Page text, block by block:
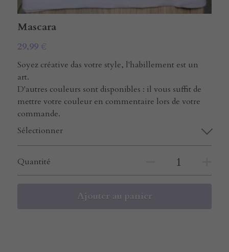
Mascara
29,99 €
Soyez créative das votre style, l'habillement est un
art.
D'autres couleurs sont disponibles : il vous suffit de
mettre votre couleur en commentaire lors de votre
commande.
Sélectionner
Quantité
Ajouter au panier